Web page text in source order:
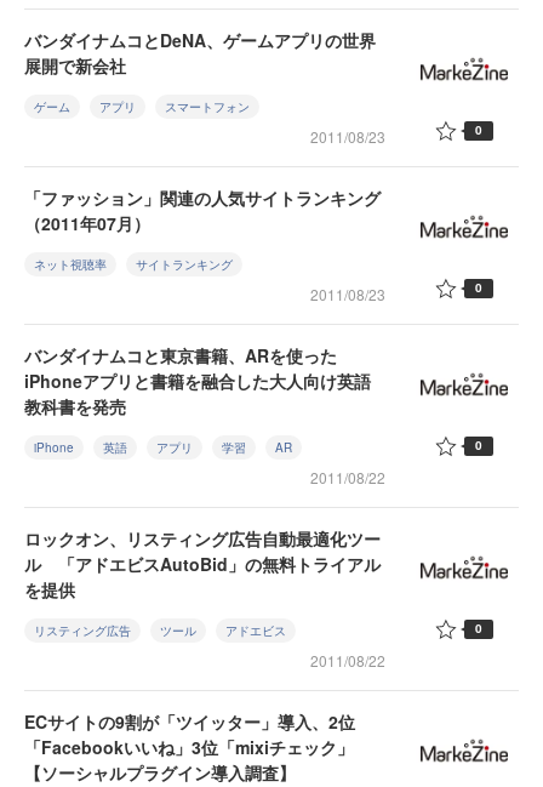
バンダイナムコとDeNA、ゲームアプリの世界
展開で新会社
ゲーム アプリ スマートフォン
2011/08/23 0
「ファッション」関連の人気サイトランキング
（2011年07月）
ネット視聴率 サイトランキング
2011/08/23 0
バンダイナムコと東京書籍、ARを使った
iPhoneアプリと書籍を融合した大人向け英語
教科書を発売
iPhone 英語 アプリ 学習 AR
2011/08/22
0
ロックオン、リスティング広告自動最適化ツー
ル 「アドエビスAutoBid」の無料トライアル
を提供
リスティング広告 ツール アドエビス
2011/08/22
0
ECサイトの9割が「ツイッター」導入、2位
「Facebookいいね」3位「mixiチェック」
【ソーシャルプラグイン導入調査】